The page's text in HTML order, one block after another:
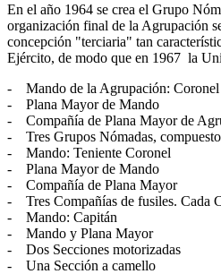
En el año 1964 se crea el Grupo
organización final de la Agrupación
concepción "terciaria" tan
Ejército, de modo que en 1967 la
- Mando de la Agrupación: Coronel
- Plana Mayor de Mando
- Compañía de Plana Mayor de
- Tres Grupos Nómadas,
- Mando: Teniente Coronel
- Plana Mayor de Mando
- Compañía de Plana Mayor
- Tres Compañías de fusiles. Cada
- Mando: Capitán
- Mando y Plana Mayor
- Dos Secciones motorizadas
- Una Sección a camello